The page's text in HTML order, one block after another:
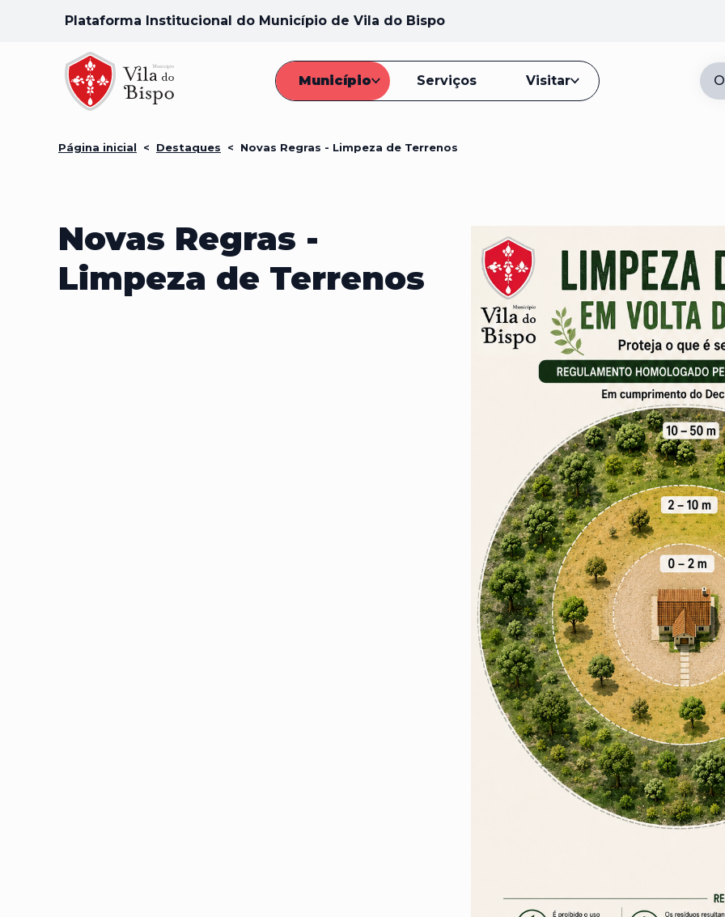
Plataforma Institucional do Município de Vila do Bispo
Município Serviços Visitar
Página inicial < Destaques < Novas Regras - Limpeza de Terrenos
Novas Regras -
Limpeza de Terrenos